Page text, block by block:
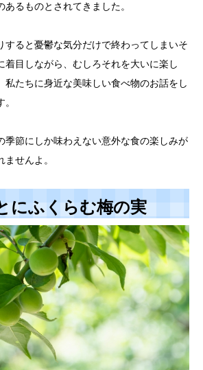
あるものとされてきました。
すると憂鬱な気分だけで終わってしまいそ
着目しながら、むしろそれを大いに楽し
私たちに身近な美味しい食べ物のお話をし
季節にしか味わえない意外な食の楽しみが
せんよ。
にふくらむ梅の実